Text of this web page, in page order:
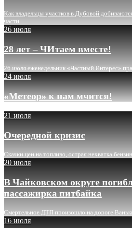
Как владельцы участков в Дубовой
части
26 июля
28 лет – ЧИтаем вместе!
26 июля еженедельник «Частный Интерес»
24 июля
«Метеор» к нам мчится!
21 июля
Очередной кризис
Скачки цен на топливо, острая нехватка
20 июля
В Чайковском округе
пассажирка питбайка
Смертельное ДТП произошло на дороге
16 июля